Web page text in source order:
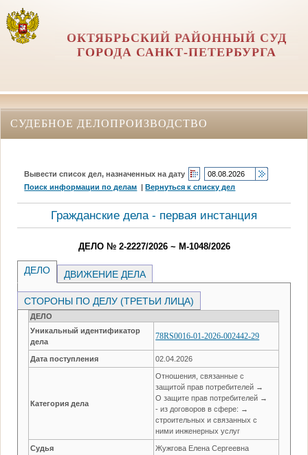
ОКТЯБРЬСКИЙ РАЙОННЫЙ СУД
ГОРОДА САНКТ-ПЕТЕРБУРГА
СУДЕБНОЕ ДЕЛОПРОИЗВОДСТВО
Вывести список дел, назначенных на дату
Поиск информации по делам |Вернуться к списку дел
Гражданские дела - первая инстанция
ДЕЛО № 2-2227/2026 ~ М-1048/2026
ДЕЛО ДВИЖЕНИЕ ДЕЛА
СТОРОНЫ ПО ДЕЛУ (ТРЕТЬИ ЛИЦА)
ДЕЛО
Уникальный идентификатор
дела
78RS0016-01-2026-002442-29
Дата поступления 02.04.2026
Категория дела
Отношения, связанные с
защитой прав потребителей →
О защите прав потребителей →
- из договоров в сфере: →
строительных и связанных с
ними инженерных услуг
Судья Жужгова Елена Сергеевна